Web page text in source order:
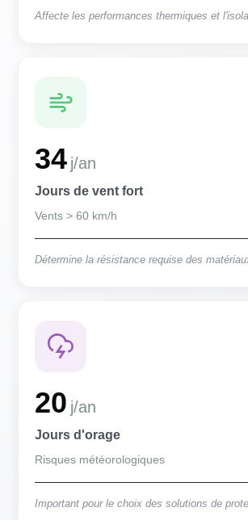
Affecte les performances thermiques et
34 j/an
Jours de vent fort
Vents > 60 km/h
Détermine la résistance requise des
20 j/an
Jours d'orage
Risques météorologiques
Important pour le choix des solutions de